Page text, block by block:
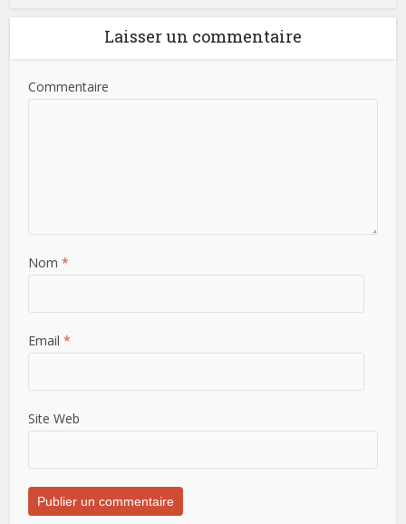
Laisser un commentaire
Commentaire
Nom *
Email *
Site Web